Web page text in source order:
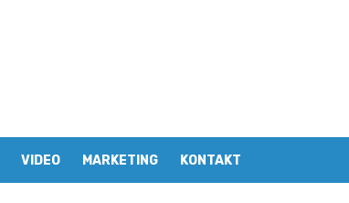
VIDEO MARKETING KONTAKT